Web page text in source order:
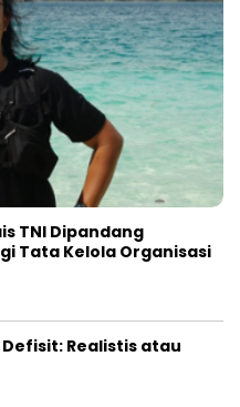
TNI Dipandang
Tata Kelola Organisasi
Defisit: Realistis atau